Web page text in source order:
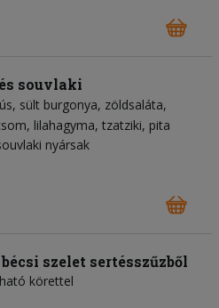
souvlaki
sült burgonya zöldsaláta
lilahagyma tzatziki pita
nyársak
szelet sertésszűzből
körettel